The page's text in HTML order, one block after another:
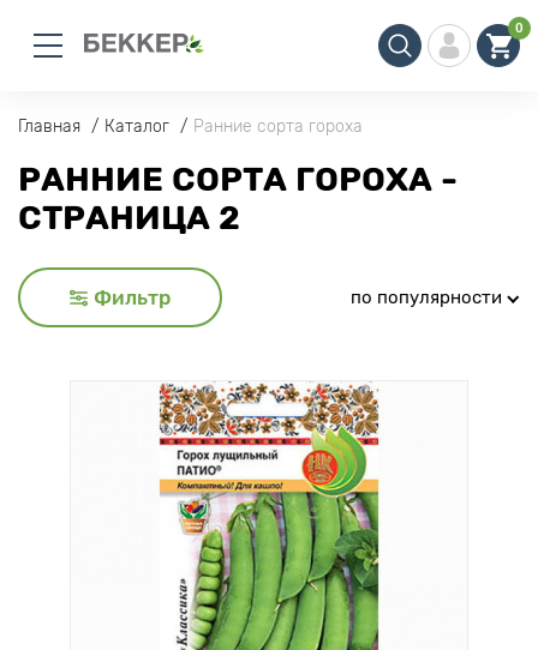
0
Главная Каталог Ранние сорта гороха
РАННИЕ СОРТА ГОРОХА -
СТРАНИЦА 2
Фильтр по популярности